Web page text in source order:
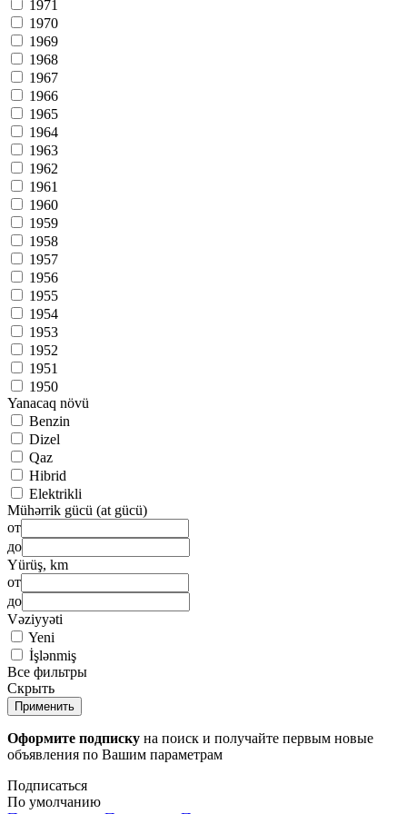
1971
1970
1969
1968
1967
1966
1965
1964
1963
1962
1961
1960
1959
1958
1957
1956
1955
1954
1953
1952
1951
1950
Yanacaq növü
Benzin
Dizel
Qaz
Hibrid
Elektrikli
Mühərrik gücü (at gücü)
от
до
Yürüş, km
от
до
Vəziyyəti
Yeni
İşlənmiş
Все фильтры
Скрыть
Применить
Оформите подписку на поиск и получайте первым новые
объявления по Вашим параметрам
Подписаться
По умолчанию